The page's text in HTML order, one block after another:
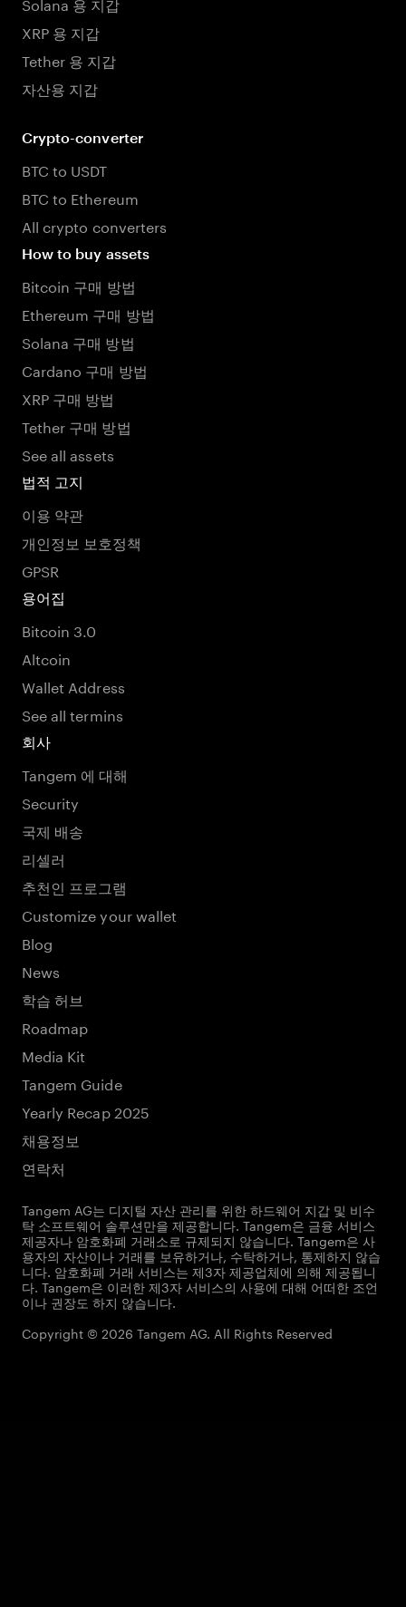
XRP 용 지갑
Tether 용 지갑
자산용 지갑
Crypto-converter
BTC to USDT
BTC to Ethereum
All crypto converters
How to buy assets
Bitcoin 구매 방법
Ethereum 구매 방법
Solana 구매 방법
Cardano 구매 방법
XRP 구매 방법
Tether 구매 방법
See all assets
법적 고지
이용 약관
개인정보 보호정책
GPSR
용어집
Bitcoin 3.0
Altcoin
Wallet Address
See all termins
회사
Tangem 에 대해
Security
국제 배송
리셀러
추천인 프로그램
Customize your wallet
Blog
News
학습 허브
Roadmap
Media Kit
Tangem Guide
Yearly Recap 2025
채용정보
연락처
Tangem AG는 디지털 자산 관리를 위한 하드웨어 지갑 및 비수
탁 소프트웨어 솔루션만을 제공합니다. Tangem은 금융 서비스
제공자나 암호화폐 거래소로 규제되지 않습니다. Tangem은 사
용자의 자산이나 거래를 보유하거나, 수탁하거나, 통제하지 않습
니다. 암호화폐 거래 서비스는 제3자 제공업체에 의해 제공됩니
다. Tangem은 이러한 제3자 서비스의 사용에 대해 어떠한 조언
이나 권장도 하지 않습니다.